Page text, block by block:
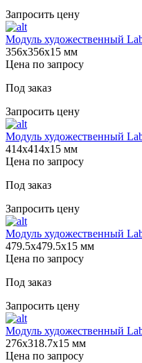
Запросить цену
Модуль художественный
356х356х15 мм
Цена по запросу
Под заказ
Запросить цену
Модуль художественный
414х414х15 мм
Цена по запросу
Под заказ
Запросить цену
Модуль художественный
479.5х479.5х15 мм
Цена по запросу
Под заказ
Запросить цену
Модуль художественный
276х318.7х15 мм
Цена по запросу